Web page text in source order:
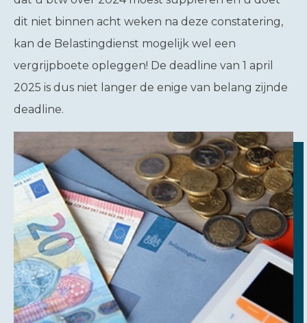
dit niet binnen acht weken na deze constatering,
kan de Belastingdienst mogelijk wel een
vergrijpboete opleggen! De deadline van 1 april
2025 is dus niet langer de enige van belang zijnde
deadline.